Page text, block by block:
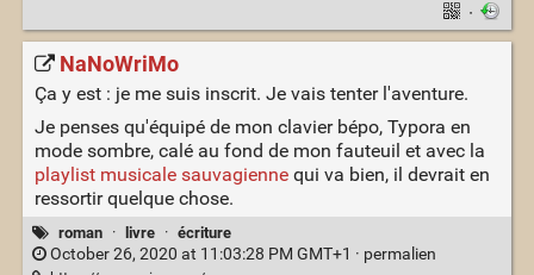
·
NaNoWriMo
Ça y est : je me suis inscrit. Je vais tenter l'aventure.
Je penses qu'équipé de mon clavier bépo, Typora en
mode sombre, calé au fond de mon fauteuil et avec la
playlist musicale sauvagiennequi va bien, il devrait en
ressortir quelque chose.
roman · livre · écriture
October 26, 2020 at 11:03:28 PM GMT+1 · permalien